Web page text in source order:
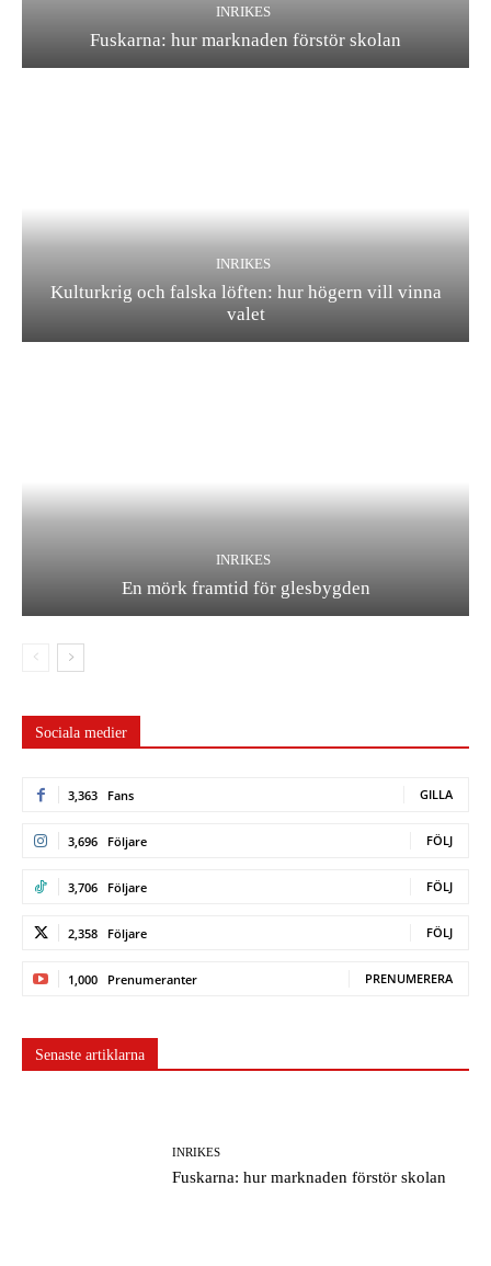
INRIKES
Fuskarna: hur marknaden förstör skolan
INRIKES
Kulturkrig och falska löften: hur högern vill vinna
valet
INRIKES
En mörk framtid för glesbygden
Sociala medier
3,363 Fans GILLA
3,696 Följare FÖLJ
3,706 Följare FÖLJ
2,358 Följare FÖLJ
1,000 Prenumeranter PRENUMERERA
Senaste artiklarna
INRIKES
Fuskarna: hur marknaden förstör skolan